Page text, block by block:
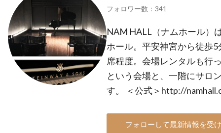
フォロワー数：341
NAM HALL（ナムホール）
ホール。平安神宮から徒歩
席程度。会場レンタルも行
という会場と、一階にサロ
す。 ＜公式＞http://
フォローして最新情報を受